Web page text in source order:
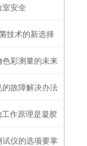
室安全
技术的新选择
彩测量的未来
故障解决办法
工作原理是凝胶
仪的选项要掌